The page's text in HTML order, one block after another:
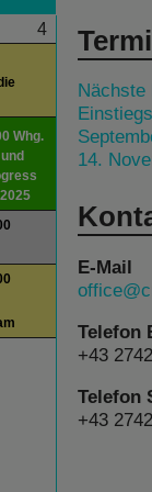
4
Whg.
Nächste
14.
E-Mail
Telefon
+43
Telefon
+43